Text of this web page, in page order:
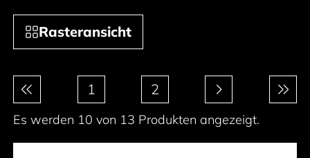
Rasteransicht
Paginierung 1 2
Es werden 10 von 13 Produkten angezeigt.